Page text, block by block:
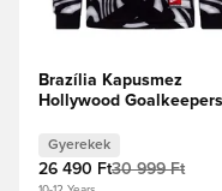
Brazília Kapusmez
Hollywood
Gyerekek
26 490 Ft30 999 Ft